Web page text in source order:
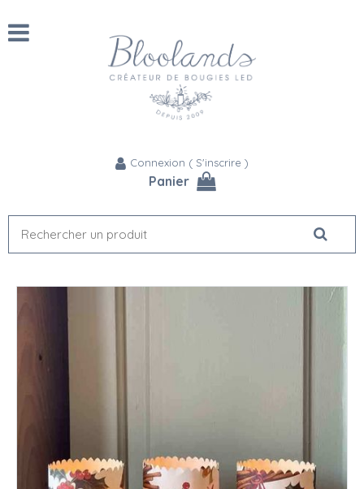
Connexion ( S'inscrire )
Panier